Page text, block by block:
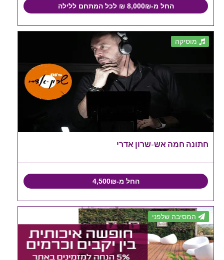
החל מ-8,000₪ ₪ לכל המתחם ללילה
מוסיקה
חתונה חמה אש-שרון אדרי
החל מ-4,500₪
המסיבה שלפני